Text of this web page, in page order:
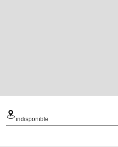
indisponible